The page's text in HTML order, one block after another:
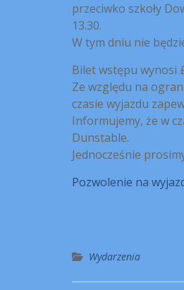
przeciwko szkoły
13.30.
W tym dniu nie
Bilet wstępu wynosi
Ze względu na
czasie wyjazdu
Informujemy, że w
Dunstable.
Jednocześnie
Pozwolenie na
Wydarzenia